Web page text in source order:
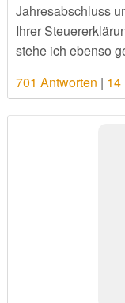
Jahresabschluss
Ihrer
stehe ich ebenso
701 Antworten | 14